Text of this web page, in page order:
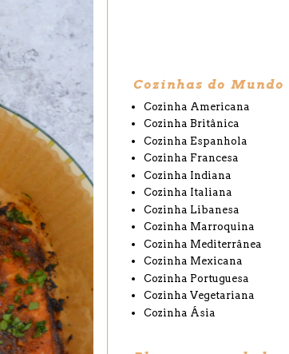
Cozinhas do Mundo
Cozinha Americana
Cozinha Britânica
Cozinha Espanhola
Cozinha Francesa
Cozinha Indiana
Cozinha Italiana
Cozinha Libanesa
Cozinha Marroquina
Cozinha Mediterrânea
Cozinha Mexicana
Cozinha Portuguesa
Cozinha Vegetariana
Cozinha Ásia